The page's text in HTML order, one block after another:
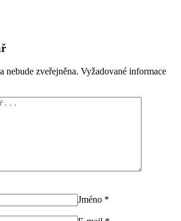
nebude zveřejněna. Vyžadované informace
Jméno *